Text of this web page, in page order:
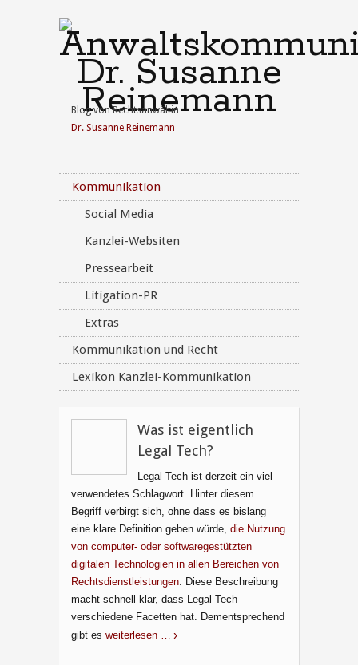
Blog von Rechtsanwältin
Dr. Susanne Reinemann
Kommunikation
Social Media
Kanzlei-Websiten
Pressearbeit
Litigation-PR
Extras
Kommunikation und Recht
Lexikon Kanzlei-Kommunikation
Was ist eigentlich
Legal Tech?
Legal Tech ist derzeit ein viel
verwendetes Schlagwort. Hinter diesem
Begriff verbirgt sich, ohne dass es bislang
eine klare Definition geben würde, die Nutzung
von computer- oder softwaregestützten
digitalen Technologien in allen Bereichen von
Rechtsdienstleistungen. Diese Beschreibung
macht schnell klar, dass Legal Tech
verschiedene Facetten hat. Dementsprechend
gibt es weiterlesen …